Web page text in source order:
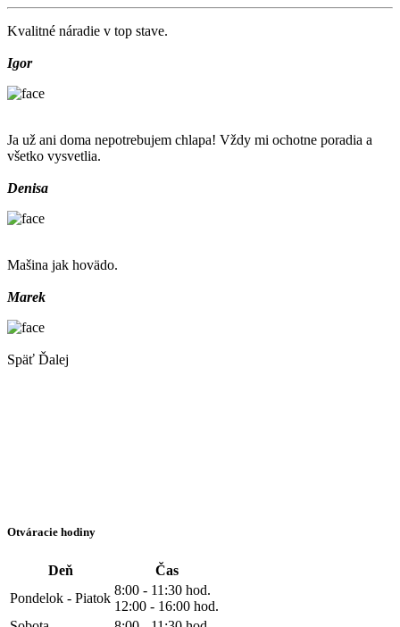
Kvalitné náradie v top stave.
Igor
Ja už ani doma nepotrebujem chlapa! Vždy mi ochotne poradia a
všetko vysvetlia.
Denisa
Mašina jak hovädo.
Marek
Späť Ďalej
Otváracie hodiny
Deň
Čas
Pondelok - Piatok
8:00 - 11:30 hod.
12:00 - 16:00 hod.